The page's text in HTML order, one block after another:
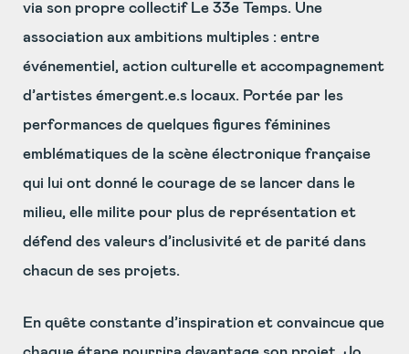
via son propre collectif Le 33e Temps. Une
association aux ambitions multiples : entre
événementiel, action culturelle et accompagnement
d’artistes émergent.e.s locaux. Portée par les
performances de quelques figures féminines
emblématiques de la scène électronique française
qui lui ont donné le courage de se lancer dans le
milieu, elle milite pour plus de représentation et
défend des valeurs d’inclusivité et de parité dans
chacun de ses projets.
En quête constante d’inspiration et convaincue que